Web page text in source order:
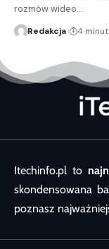
rozmów wideo…
Redakcja 4
Itechinfo.pl to
skondensowana
poznasz